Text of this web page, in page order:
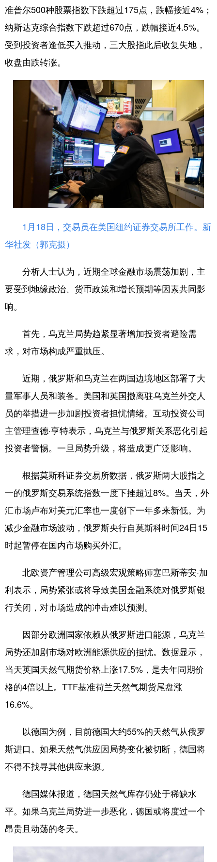
广东 广西 海南 重庆
陕西
多语种频道
Español Français عربى
Русский язык 日本語 한국어
Português
准普尔500种股票指数下跌超过175点，跌幅接近4%；
纳斯达克综合指数下跌超过670点，跌幅接近4.5%。
受到投资者逢低买入推动，三大股指此后收复失地，
收盘由跌转涨。
1月18日，交易员在美国纽约证券交易所工作。 新
华社发（郭克摄）
分析人士认为，近期全球金融市场震荡加剧，主
要受到地缘政治、货币政策和增长预期等因素共同影
响。
首先，乌克兰局势趋紧显著增加投资者避险需
求，对市场构成严重抛压。
近期，俄罗斯和乌克兰在两国边境地区部署了大
量军事人员和装备。美国和英国撤离驻乌克兰外交人
员的举措进一步加剧投资者担忧情绪。互动投资公司
主管理查德·亨特表示，乌克兰与俄罗斯关系恶化引起
投资者警惕。一旦局势升级，将造成更广泛影响。
根据莫斯科证券交易所数据，俄罗斯两大股指之
一的俄罗斯交易系统指数一度下挫超过8%。当天，外
汇市场卢布对美元汇率也一度创下一年多来新低。为
减少金融市场波动，俄罗斯央行自莫斯科时间24日15
时起暂停在国内市场购买外汇。
北欧资产管理公司高级宏观策略师塞巴斯蒂安·加
利表示，局势紧张或将导致美国金融系统对俄罗斯银
行关闭，对市场造成的冲击难以预测。
因部分欧洲国家依赖从俄罗斯进口能源，乌克兰
局势还加剧市场对欧洲能源供应的担忧。数据显示，
当天英国天然气期货价格上涨17.5%，是去年同期价
格的4倍以上。TTF基准荷兰天然气期货尾盘涨
16.6%。
以德国为例，目前德国大约55%的天然气从俄罗
斯进口。如果天然气供应因局势变化被切断，德国将
不得不找寻其他供应来源。
德国媒体报道，德国天然气库存仍处于稀缺水
平。如果乌克兰局势进一步恶化，德国或将度过一个
昂贵且动荡的冬天。